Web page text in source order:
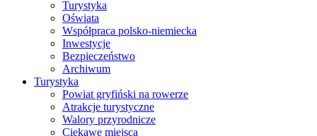
Turystyka
Oświata
Współpraca polsko-niemiecka
Inwestycje
Bezpieczeństwo
Archiwum
Turystyka
Powiat gryfiński na rowerze
Atrakcje turystyczne
Walory przyrodnicze
Ciekawe miejsca